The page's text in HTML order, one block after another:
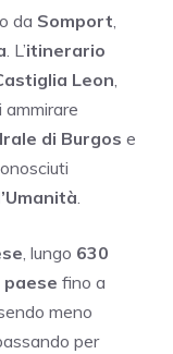
da Somport,
. L’itinerario
Leon,
ammirare
di Burgos e
.
, lungo 630
paese fino a
meno
per